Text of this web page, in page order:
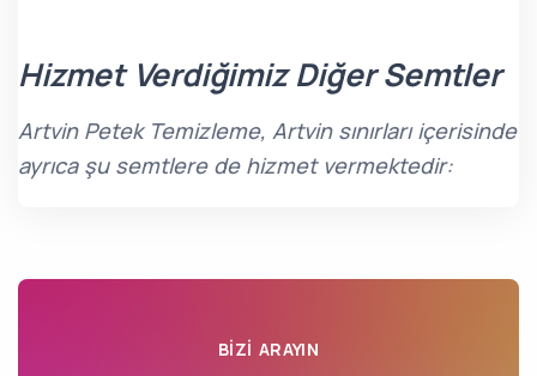
Hizmet Verdiğimiz Diğer Semtler
Artvin Petek Temizleme, Artvin sınırları içerisinde
ayrıca şu semtlere de hizmet vermektedir:
BIZI ARAYIN